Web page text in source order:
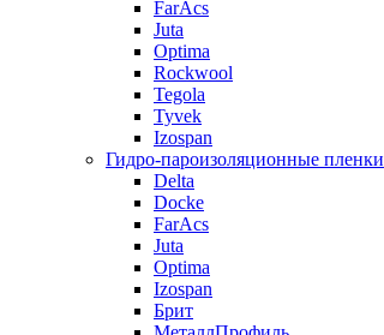
FarAcs
Juta
Optima
Rockwool
Tegola
Tyvek
Izospan
Гидро-пароизоляционные пленки
Delta
Docke
FarAcs
Juta
Optima
Izospan
Брит